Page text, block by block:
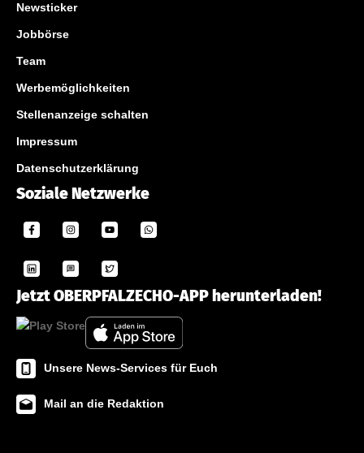
Newsticker
Jobbörse
Team
Werbemöglichkeiten
Stellenanzeige schalten
Impressum
Datenschutzerklärung
Soziale Netzwerke
Jetzt OBERPFALZECHO-APP herunterladen!
Unsere News-Services für Euch
Mail an die Redaktion